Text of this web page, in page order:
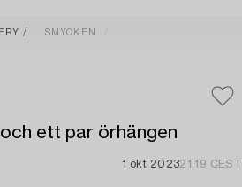
SMYCKEN
ett par örhängen
1 okt 202321:19 CEST